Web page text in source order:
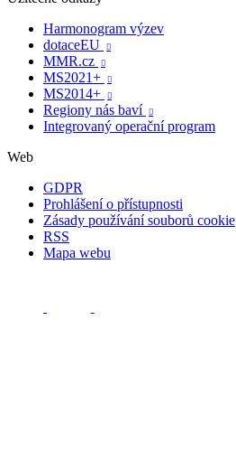
Harmonogram výzev
dotaceEU

MMR.cz 
MS2021+ 
MS2014+ 
Regiony nás baví 
Integrovaný operační program
Web
GDPR
Prohlášení o přístupnosti
Zásady používání souborů cookie
RSS
Mapa webu